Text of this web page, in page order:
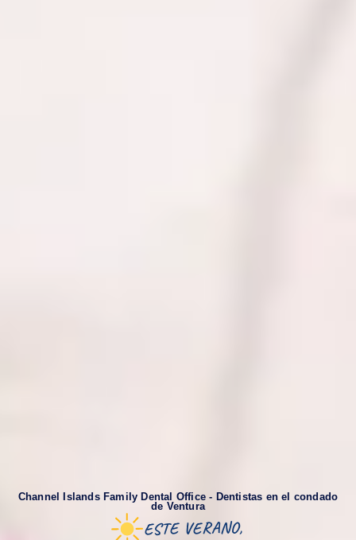
Channel Islands Family Dental Office - Dentistas en el condado
de Ventura
ESTE VERANO,